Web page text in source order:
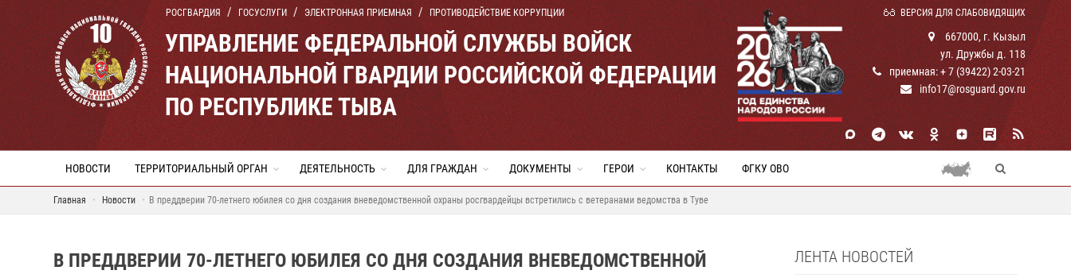
РОСГВАРДИЯ ГОСУСЛУГИ ЭЛЕКТРОННАЯ ПРИЕМНАЯ ПРОТИВОДЕЙСТВИЕ КОРРУПЦИИ ВЕРСИЯ ДЛЯ СЛАБОВИДЯЩИХ
УПРАВЛЕНИЕ ФЕДЕРАЛЬНОЙ СЛУЖБЫ ВОЙСК
НАЦИОНАЛЬНОЙ ГВАРДИИ РОССИЙСКОЙ ФЕДЕРАЦИИ
ПО РЕСПУБЛИКЕ ТЫВА
667000, г. Кызыл
ул. Дружбы д. 118
приемная: + 7 (39422) 2-03-21
info17@rosguard.gov.ru
НОВОСТИ ТЕРРИТОРИАЛЬНЫЙ ОРГАН ДЕЯТЕЛЬНОСТЬ ДЛЯ ГРАЖДАН ДОКУМЕНТЫ ГЕРОИ КОНТАКТЫ ФГКУ ОВО
Главная Новости В преддверии 70-летнего юбилея со дня создания вневедомственной охраны росгвардейцы встретились с ветеранами ведомства в Туве
В ПРЕДДВЕРИИ 70-ЛЕТНЕГО ЮБИЛЕЯ СО ДНЯ СОЗДАНИЯ ВНЕВЕДОМСТВЕННОЙ
ЛЕНТА НОВОСТЕЙ